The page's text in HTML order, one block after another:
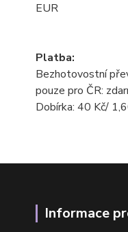
EUR
Platba:
Bezhotovostní
pouze pro ČR:
Dobírka: 40 Kč/
Informace